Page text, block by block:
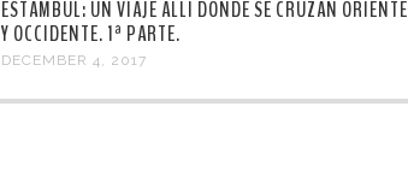
ESTAMBUL: UN VIAJE ALLÍ DONDE SE CRUZAN ORIENTE
Y OCCIDENTE. 1ª PARTE.
DECEMBER 4, 2017